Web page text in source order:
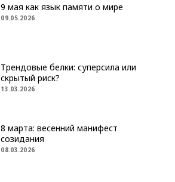
9 мая как язык памяти о мире
09.05.2026
Трендовые белки: суперсила или
скрытый риск?
13.03.2026
8 марта: весенний манифест
созидания
08.03.2026